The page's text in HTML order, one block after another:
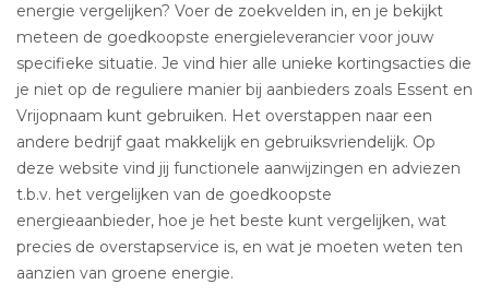
energie vergelijken? Voer de zoekvelden in, en je bekijkt
meteen de goedkoopste energieleverancier voor jouw
specifieke situatie. Je vind hier alle unieke kortingsacties die
je niet op de reguliere manier bij aanbieders zoals Essent en
Vrijopnaam kunt gebruiken. Het overstappen naar een
andere bedrijf gaat makkelijk en gebruiksvriendelijk. Op
deze website vind jij functionele aanwijzingen en adviezen
t.b.v. het vergelijken van de goedkoopste
energieaanbieder, hoe je het beste kunt vergelijken, wat
precies de overstapservice is, en wat je moeten weten ten
aanzien van groene energie.